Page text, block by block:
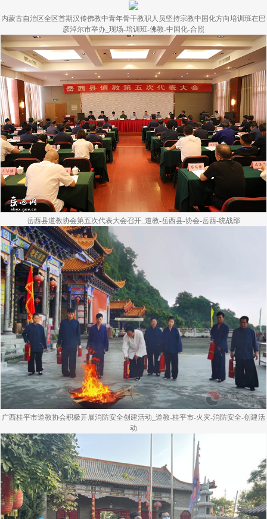
内蒙古自治区全区首期汉传佛教中青年骨干教职人员坚持宗教中国化方向培训班在巴
彦淖尔市举办_现场-培训班-佛教-中国化-合照
岳西县道教协会第五次代表大会召开_道教-岳西县-协会-岳西-统战部
广西桂平市道教协会积极开展消防安全创建活动_道教-桂平市-火灾-消防安全-创建活
动